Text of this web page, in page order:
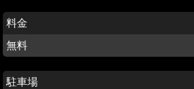
料金
無料
駐車場